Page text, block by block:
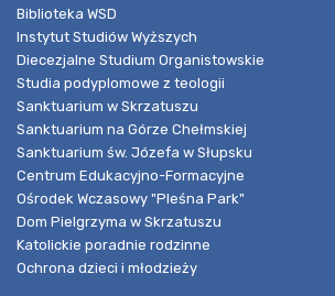
Biblioteka WSD
Instytut Studiów Wyższych
Diecezjalne Studium Organistowskie
Studia podyplomowe z teologii
Sanktuarium w Skrzatuszu
Sanktuarium na Górze Chełmskiej
Sanktuarium św. Józefa w Słupsku
Centrum Edukacyjno-Formacyjne
Ośrodek Wczasowy "Pleśna Park"
Dom Pielgrzyma w Skrzatuszu
Katolickie poradnie rodzinne
Ochrona dzieci i młodzieży